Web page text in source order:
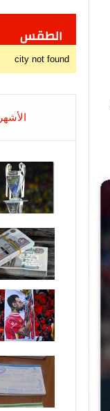
الطقس
city not found
الأشهر